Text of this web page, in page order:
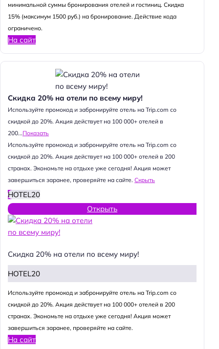
минимальной суммы бронирования отелей и гостиниц. Скидка
15% (максимум 1500 руб.) на бронирование. Действие кода
ограничено.
На сайт
Скидка 20% на отели по всему миру!
Используйте промокод и забронируйте отель на Trip.com со
скидкой до 20%. Акция действует на 100 000+ отелей в
200...Показать
Используйте промокод и забронируйте отель на Trip.com со
скидкой до 20%. Акция действует на 100 000+ отелей в 200
странах. Экономьте на отдыхе уже сегодня! Акция может
завершиться заранее, проверяйте на сайте. Скрыть
HOTEL20
Открыть
Скидка 20% на отели по всему миру!
HOTEL20
Используйте промокод и забронируйте отель на Trip.com со
скидкой до 20%. Акция действует на 100 000+ отелей в 200
странах. Экономьте на отдыхе уже сегодня! Акция может
завершиться заранее, проверяйте на сайте.
На сайт